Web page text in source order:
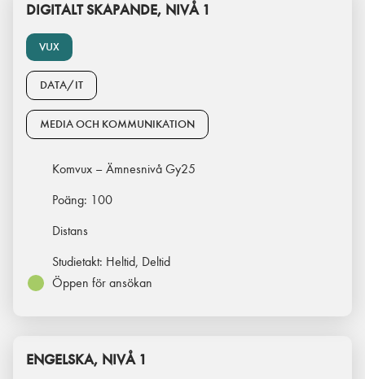
VUX
DIGITALT SKAPANDE, NIVÅ 1
DATA/IT
MEDIA OCH KOMMUNIKATION
Komvux – Ämnesnivå Gy25
Poäng: 100
Distans
Studietakt: Heltid, Deltid
Öppen för ansökan
ENGELSKA, NIVÅ 1